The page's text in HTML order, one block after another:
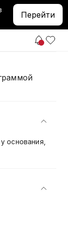
Перейти
основания,